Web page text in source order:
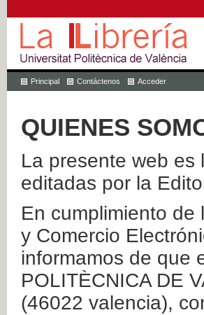
Principal Contáctenos Acceder
QUIENES
La presente web es
editadas por la
En cumplimiento
y Comercio
informamos de que
POLITÈCNICA DE
(46022 valencia),